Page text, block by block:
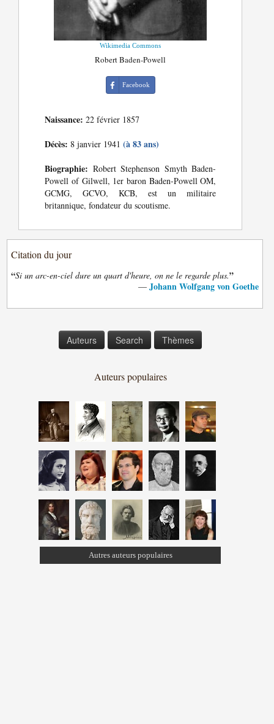
Wikimedia Commons
Robert Baden-Powell
Facebook
Naissance: 22 février 1857
Décès: 8 janvier 1941(à 83 ans)
Biographie: Robert Stephenson Smyth Baden-
Powell of Gilwell, 1er baron Baden-Powell OM,
GCMG, GCVO, KCB, est un militaire
britannique, fondateur du scoutisme.
Citation du jour
“Si un arc-en-ciel dure un quart d'heure, on ne le regarde plus.”
— Johann Wolfgang von Goethe
Auteurs Search Thèmes
Auteurs populaires
Autres auteurs populaires